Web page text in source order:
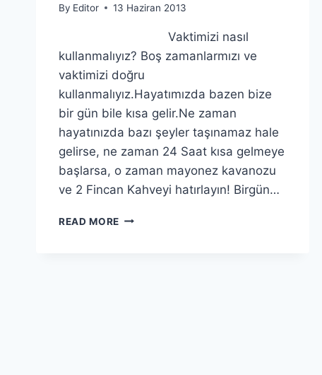
By Editor 13 Haziran 2013
Vaktimizi nasıl
kullanmalıyız? Boş zamanlarmızı ve
vaktimizi doğru
kullanmalıyız.Hayatımızda bazen bize
bir gün bile kısa gelir.Ne zaman
hayatınızda bazı şeyler taşınamaz hale
gelirse, ne zaman 24 Saat kısa gelmeye
başlarsa, o zaman mayonez kavanozu
ve 2 Fincan Kahveyi hatırlayın! Birgün…
READ MORE VAKTIMIZI